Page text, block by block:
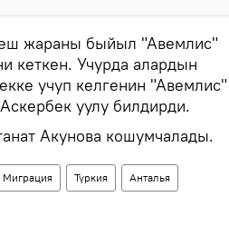
жараны быйыл "Авемлис"
кеткен. Учурда алардын
учуп келгенин "Авемлис"
уулу билдирди.
Акунова кошумчалады.
Миграция Түркия Анталья